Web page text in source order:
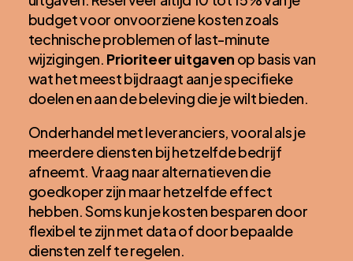
budget voor onvoorziene kosten zoals
technische problemen of last-minute
wijzigingen. Prioriteer uitgaven op basis van
wat het meest bijdraagt aan je specifieke
doelen en aan de beleving die je wilt bieden.
Onderhandel met leveranciers, vooral als je
meerdere diensten bij hetzelfde bedrijf
afneemt. Vraag naar alternatieven die
goedkoper zijn maar hetzelfde effect
hebben. Soms kun je kosten besparen door
flexibel te zijn met data of door bepaalde
diensten zelf te regelen.